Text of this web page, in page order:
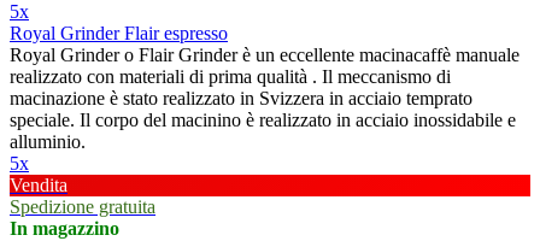
5x
Royal Grinder Flair espresso
Royal Grinder o Flair Grinder è un eccellente macinacaffè manuale
realizzato con materiali di prima qualità . Il meccanismo di
macinazione è stato realizzato in Svizzera in acciaio temprato
speciale. Il corpo del macinino è realizzato in acciaio inossidabile e
alluminio.
5x
Vendita
Spedizione gratuita
In magazzino